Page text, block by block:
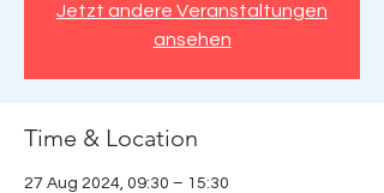
Jetzt andere Veranstaltungen
ansehen
Time & Location
27 Aug 2024, 09:30 – 15:30